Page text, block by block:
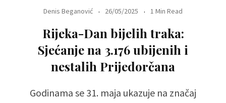
Denis Beganović 26/05/2025 1 Min Read
Rijeka-Dan bijelih traka:
Sjećanje na 3.176 ubijenih i
nestalih Prijedorčana
Godinama se 31. maja ukazuje na značaj